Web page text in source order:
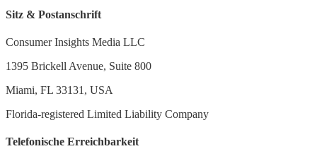
Sitz & Postanschrift
Consumer Insights Media LLC
1395 Brickell Avenue, Suite 800
Miami, FL 33131, USA
Florida-registered Limited Liability Company
Telefonische Erreichbarkeit